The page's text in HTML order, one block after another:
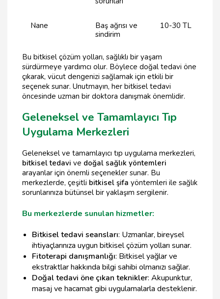
Nane
Baş ağrısı ve
sindirim
10-30 TL
Bu bitkisel çözüm yolları, sağlıklı bir yaşam
sürdürmeye yardımcı olur. Böylece doğal tedavi öne
çıkarak, vücut dengenizi sağlamak için etkili bir
seçenek sunar. Unutmayın, her bitkisel tedavi
öncesinde uzman bir doktora danışmak önemlidir.
Geleneksel ve Tamamlayıcı Tıp
Uygulama Merkezleri
Geleneksel ve tamamlayıcı tıp uygulama merkezleri,
bitkisel tedavi ve doğal sağlık yöntemleri
arayanlar için önemli seçenekler sunar. Bu
merkezlerde, çeşitli bitkisel şifa yöntemleri ile sağlık
sorunlarınıza bütünsel bir yaklaşım sergilenir.
Bu merkezlerde sunulan hizmetler:
Bitkisel tedavi seansları: Uzmanlar, bireysel
ihtiyaçlarınıza uygun bitkisel çözüm yolları sunar.
Fitoterapi danışmanlığı: Bitkisel yağlar ve
ekstraktlar hakkında bilgi sahibi olmanızı sağlar.
Doğal tedavi öne çıkan teknikler: Akupunktur,
masaj ve hacamat gibi uygulamalarla desteklenir.